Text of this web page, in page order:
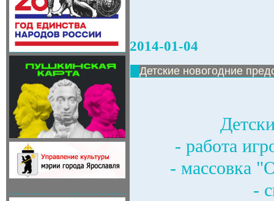
2014-01-04
Детские новогодние
- работа
- массовка
-